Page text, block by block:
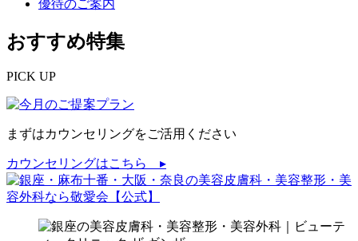
優待のご案内
おすすめ特集
PICK UP
まずはカウンセリングをご活用ください
カウンセリングはこちら ▸